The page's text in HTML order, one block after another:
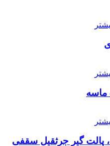
ماسه
پالت گیر جرثقیل سقفی